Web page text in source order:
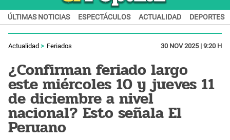
ÚLTIMAS NOTICIAS ESPECTÁCULOS ACTUALIDAD DEPORTES
Actualidad Feriados 30 NOV 2025 | 9:20 H
¿Confirman feriado largo
este miércoles 10 y jueves 11
de diciembre a nivel
nacional? Esto señala El
Peruano